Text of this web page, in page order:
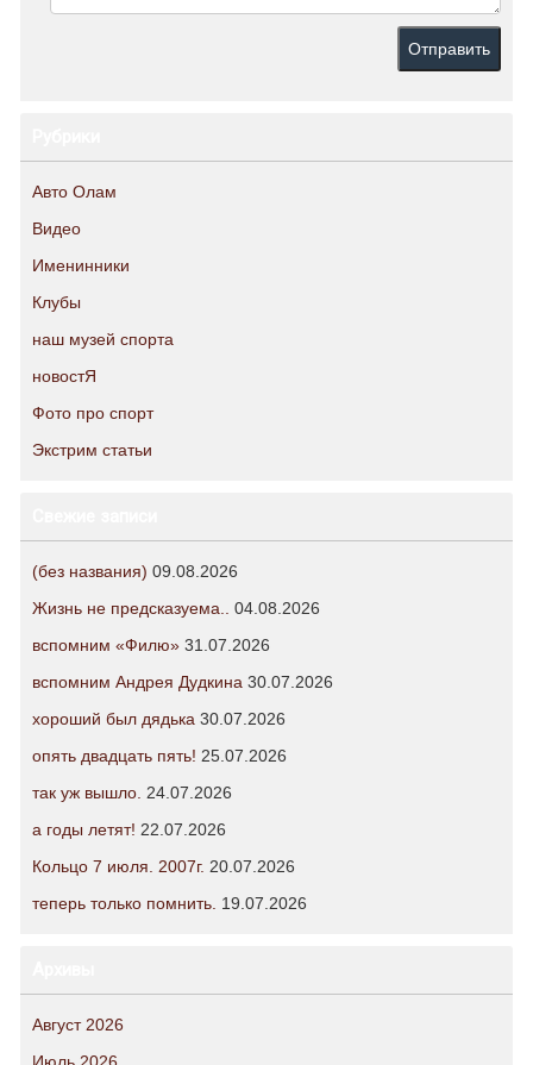
Авто Олам
Видео
Именинники
Клубы
наш музей спорта
новостЯ
Фото про спорт
Экстрим статьи
(без названия) 09.08.2026
Жизнь не предсказуема..
04.08.2026
вспомним «Филю» 31.07.2026
вспомним Андрея Дудкина 30.07.2026
хороший был дядька 30.07.2026
опять двадцать пять! 25.07.2026
так уж вышло. 24.07.2026
а годы летят! 22.07.2026
Кольцо 7 июля. 2007г. 20.07.2026
теперь только помнить. 19.07.2026
Август 2026